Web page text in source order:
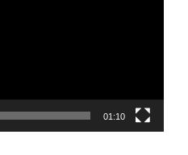
01:10